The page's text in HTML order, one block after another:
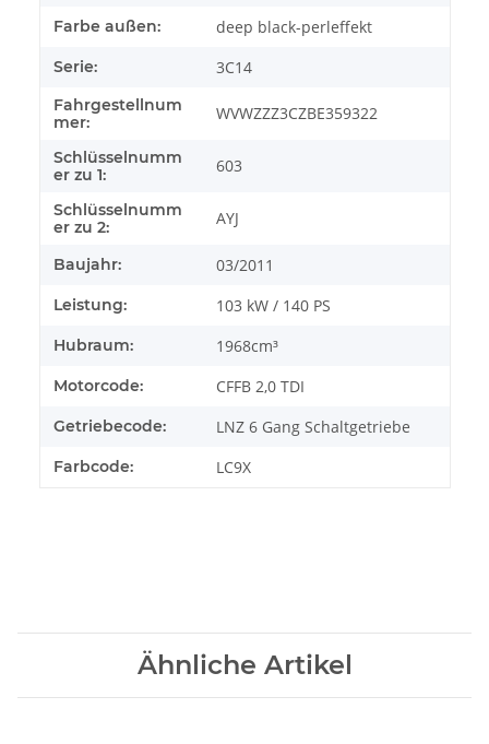
Farbe außen: deep black-perleffekt
Serie: 3C14
Fahrgestellnum
mer:
WVWZZZ3CZBE359322
Schlüsselnumm
er zu 1:
603
Schlüsselnumm
er zu 2:
AYJ
Baujahr: 03/2011
Leistung: 103 kW / 140 PS
Hubraum: 1968cm³
Motorcode: CFFB 2,0 TDI
Getriebecode: LNZ 6 Gang Schaltgetriebe
Farbcode: LC9X
Ähnliche Artikel